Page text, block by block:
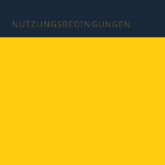
NUTZUNGSBEDINGUNGEN